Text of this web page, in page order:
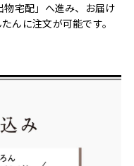
宅配」へ進み、お届け
んに注文が可能です。